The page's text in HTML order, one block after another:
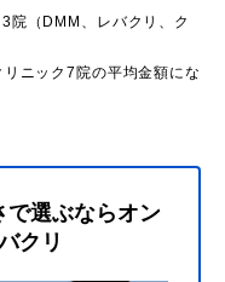
院（DMM、レバクリ、ク
ニック7院の平均金額にな
で選ぶならオン
クリ